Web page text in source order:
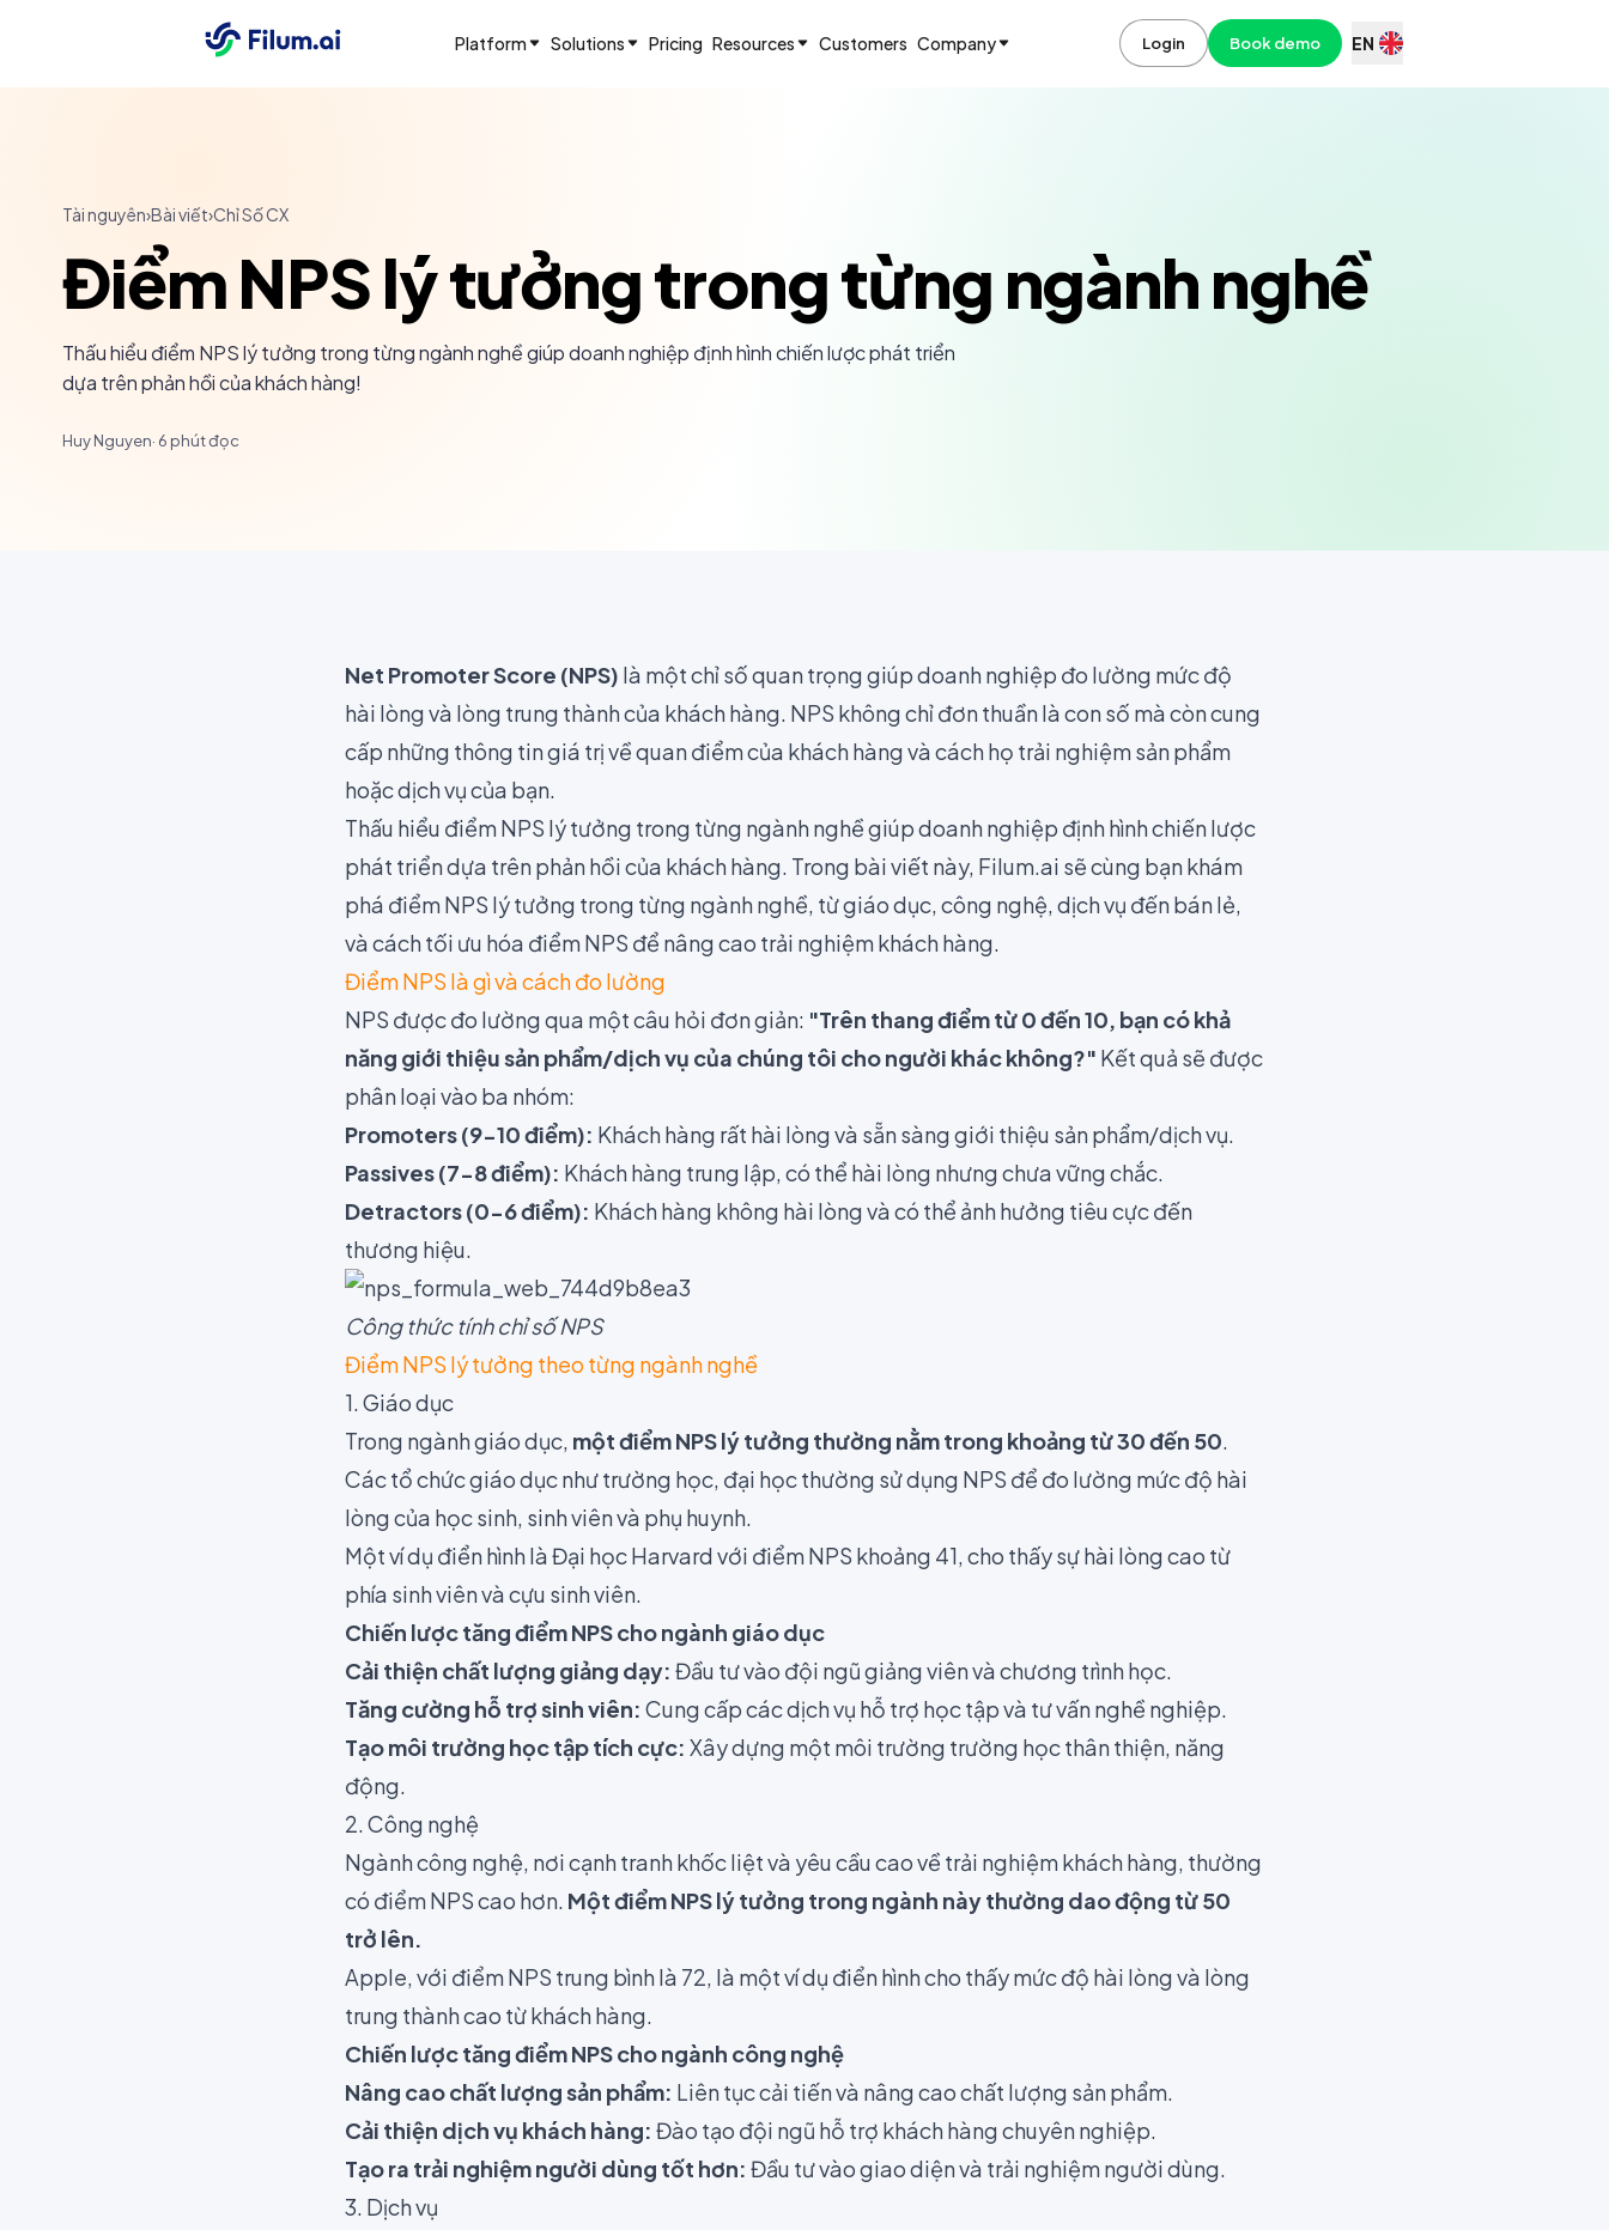
Platform Solutions Pricing Resources Customers Company Login Book demo EN
Tài nguyên›Bài viết›Chỉ Số CX
Điểm NPS lý tưởng trong từng ngành nghề
Thấu hiểu điểm NPS lý tưởng trong từng ngành nghề giúp doanh nghiệp định hình chiến lược phát triển
dựa trên phản hồi của khách hàng!
Huy Nguyen· 6 phút đọc
Net Promoter Score (NPS) là một chỉ số quan trọng giúp doanh nghiệp đo lường mức độ
hài lòng và lòng trung thành của khách hàng. NPS không chỉ đơn thuần là con số mà còn cung
cấp những thông tin giá trị về quan điểm của khách hàng và cách họ trải nghiệm sản phẩm
hoặc dịch vụ của bạn.
Thấu hiểu điểm NPS lý tưởng trong từng ngành nghề giúp doanh nghiệp định hình chiến lược
phát triển dựa trên phản hồi của khách hàng. Trong bài viết này, Filum.ai sẽ cùng bạn khám
phá điểm NPS lý tưởng trong từng ngành nghề, từ giáo dục, công nghệ, dịch vụ đến bán lẻ,
và cách tối ưu hóa điểm NPS để nâng cao trải nghiệm khách hàng.
Điểm NPS là gì và cách đo lường
NPS được đo lường qua một câu hỏi đơn giản: "Trên thang điểm từ 0 đến 10, bạn có khả
năng giới thiệu sản phẩm/dịch vụ của chúng tôi cho người khác không?" Kết quả sẽ được
phân loại vào ba nhóm:
Promoters (9-10 điểm): Khách hàng rất hài lòng và sẵn sàng giới thiệu sản phẩm/dịch vụ.
Passives (7-8 điểm): Khách hàng trung lập, có thể hài lòng nhưng chưa vững chắc.
Detractors (0-6 điểm): Khách hàng không hài lòng và có thể ảnh hưởng tiêu cực đến
thương hiệu.
Công thức tính chỉ số NPS
Điểm NPS lý tưởng theo từng ngành nghề
1. Giáo dục
Trong ngành giáo dục, một điểm NPS lý tưởng thường nằm trong khoảng từ 30 đến 50.
Các tổ chức giáo dục như trường học, đại học thường sử dụng NPS để đo lường mức độ hài
lòng của học sinh, sinh viên và phụ huynh.
Một ví dụ điển hình là Đại học Harvard với điểm NPS khoảng 41, cho thấy sự hài lòng cao từ
phía sinh viên và cựu sinh viên.
Chiến lược tăng điểm NPS cho ngành giáo dục
Cải thiện chất lượng giảng dạy: Đầu tư vào đội ngũ giảng viên và chương trình học.
Tăng cường hỗ trợ sinh viên: Cung cấp các dịch vụ hỗ trợ học tập và tư vấn nghề nghiệp.
Tạo môi trường học tập tích cực: Xây dựng một môi trường trường học thân thiện, năng
động.
2. Công nghệ
Ngành công nghệ, nơi cạnh tranh khốc liệt và yêu cầu cao về trải nghiệm khách hàng, thường
có điểm NPS cao hơn. Một điểm NPS lý tưởng trong ngành này thường dao động từ 50
trở lên.
Apple, với điểm NPS trung bình là 72, là một ví dụ điển hình cho thấy mức độ hài lòng và lòng
trung thành cao từ khách hàng.
Chiến lược tăng điểm NPS cho ngành công nghệ
Nâng cao chất lượng sản phẩm: Liên tục cải tiến và nâng cao chất lượng sản phẩm.
Cải thiện dịch vụ khách hàng: Đào tạo đội ngũ hỗ trợ khách hàng chuyên nghiệp.
Tạo ra trải nghiệm người dùng tốt hơn: Đầu tư vào giao diện và trải nghiệm người dùng.
3. Dịch vụ